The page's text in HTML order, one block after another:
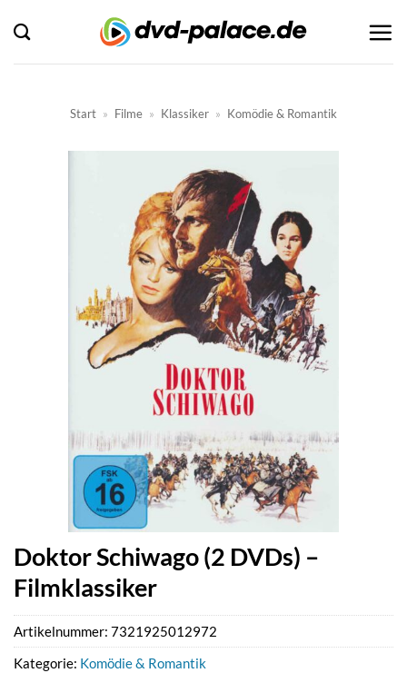
Inhalt
springen
Start » Filme » Klassiker » Komödie & Romantik
Doktor Schiwago (2 DVDs) –
Filmklassiker
Artikelnummer: 7321925012972
Kategorie: Komödie & Romantik